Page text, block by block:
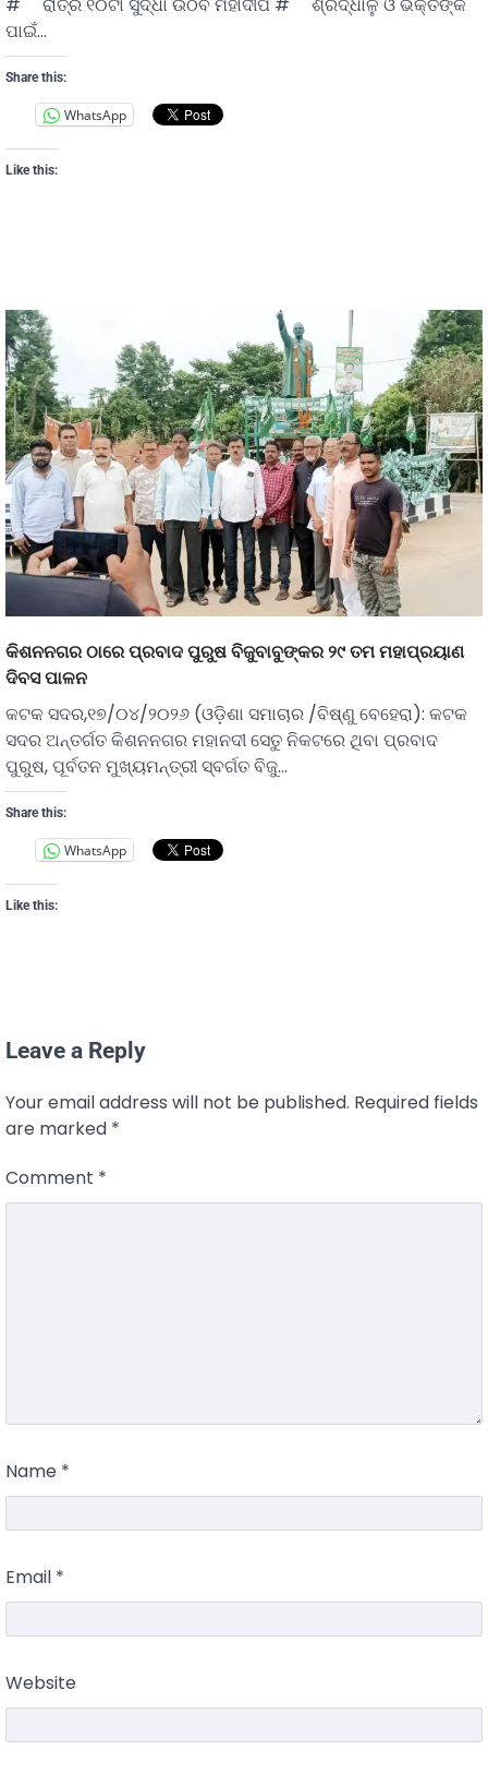
# ରାତ୍ର ୧୦ଟା ସୁଦ୍ଧା ଉଠିବ ମହାଦୀପ # ଶ୍ରଦ୍ଧାଳୁ ଓ ଭକ୍ତଙ୍କ
ପାଇଁ…
Share this:
WhatsApp
Like this:
କିଶନନଗର ଠାରେ ପ୍ରବାଦ ପୁରୁଷ ବିଜୁବାବୁଙ୍କର ୨୯ ତମ ମହାପ୍ରୟାଣ
ଦିବସ ପାଳନ
କଟକ ସଦର,୧୭/୦୪/୨୦୨୬ (ଓଡ଼ିଶା ସମାଚାର /ବିଷ୍ଣୁ ବେହେରା): କଟକ
ସଦର ଅନ୍ତର୍ଗତ କିଶନନଗର ମହାନଦୀ ସେତୁ ନିକଟରେ ଥିବା ପ୍ରବାଦ
ପୁରୁଷ, ପୂର୍ବତନ ମୁଖ୍ୟମନ୍ତ୍ରୀ ସ୍ବର୍ଗତ ବିଜୁ…
Share this:
WhatsApp
Like this:
Leave a Reply
Your email address will not be published. Required fields
are marked *
Comment *
Name *
Email *
Website